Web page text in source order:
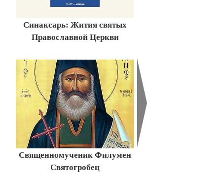
Синаксарь: Жития святых
Православной Церкви
Священномученик Филумен
Святогробец